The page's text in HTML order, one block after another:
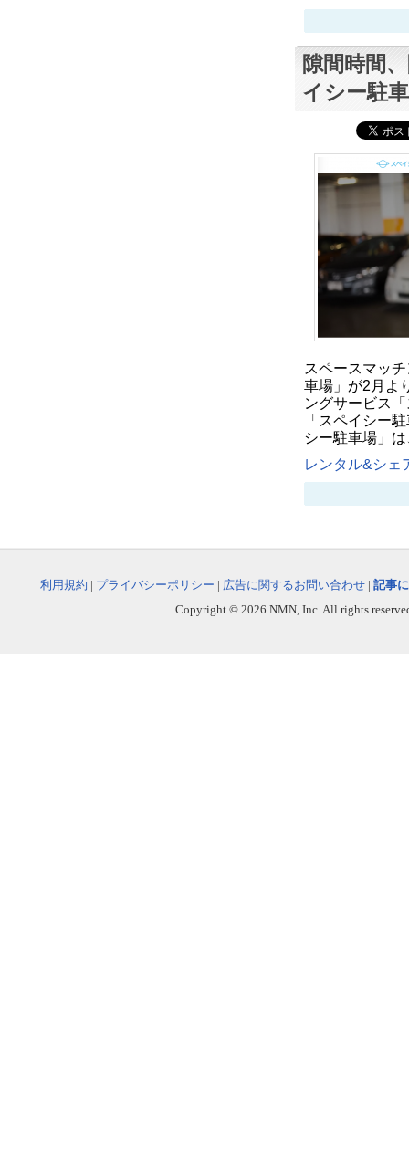
隙間時間
イシー駐
スペースマッ
車場」が2月よ
ングサービス
「スペイシー
シー駐車場」
レンタル&シェ
利用規約 | プライバシーポリシー | 広告に関するお問い合わせ | 記事
Copyright © 2026 NMN, Inc. All rights